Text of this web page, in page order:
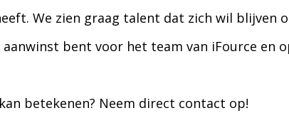
We zien graag talent dat zich wil blijven
bent voor het team van iFource en
betekenen? Neem direct contact op!